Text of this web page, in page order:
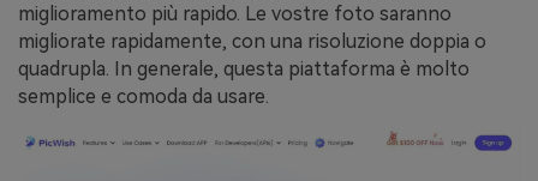
miglioramento più rapido. Le vostre foto saranno
migliorate rapidamente, con una risoluzione doppia o
quadrupla. In generale, questa piattaforma è molto
semplice e comoda da usare.